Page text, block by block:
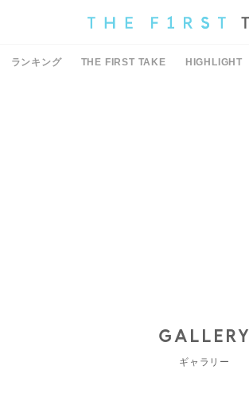
ランキング THE FIRST TAKE HIGHLIGHT
GALLERY
ギャラリー